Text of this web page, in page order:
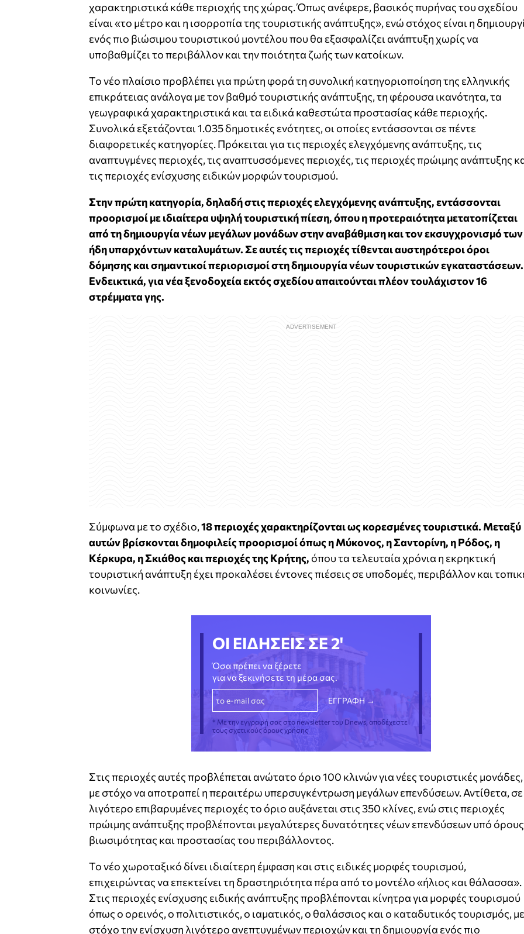
χαρακτηριστικά κάθε περιοχής της χώρας. Όπως ανέφερε, βασικός πυρήνας του σχεδίου
είναι «το μέτρο και η ισορροπία της τουριστικής ανάπτυξης», ενώ στόχος είναι η
ενός πιο βιώσιμου τουριστικού μοντέλου που θα εξασφαλίζει ανάπτυξη χωρίς να
υποβαθμίζει το περιβάλλον και την ποιότητα ζωής των κατοίκων.
Το νέο πλαίσιο προβλέπει για πρώτη φορά τη συνολική κατηγοριοποίηση της ελληνικής
επικράτειας ανάλογα με τον βαθμό τουριστικής ανάπτυξης, τη φέρουσα ικανότητα, τα
γεωγραφικά χαρακτηριστικά και τα ειδικά καθεστώτα προστασίας κάθε περιοχής.
Συνολικά εξετάζονται 1.035 δημοτικές ενότητες, οι οποίες εντάσσονται σε πέντε
διαφορετικές κατηγορίες. Πρόκειται για τις περιοχές ελεγχόμενης ανάπτυξης, τις
αναπτυγμένες περιοχές, τις αναπτυσσόμενες περιοχές, τις περιοχές πρώιμης ανάπτυξης
τις περιοχές ενίσχυσης ειδικών μορφών τουρισμού.
Στην πρώτη κατηγορία, δηλαδή στις περιοχές ελεγχόμενης ανάπτυξης, εντάσσονται
προορισμοί με ιδιαίτερα υψηλή τουριστική πίεση, όπου η προτεραιότητα μετατοπίζεται
από τη δημιουργία νέων μεγάλων μονάδων στην αναβάθμιση και τον εκσυγχρονισμό των
ήδη υπαρχόντων καταλυμάτων. Σε αυτές τις περιοχές τίθενται αυστηρότεροι όροι
δόμησης και σημαντικοί περιορισμοί στη δημιουργία νέων τουριστικών εγκαταστάσεων.
Ενδεικτικά, για νέα ξενοδοχεία εκτός σχεδίου απαιτούνται πλέον τουλάχιστον 16
στρέμματα γης.
Σύμφωνα με το σχέδιο,18 περιοχές χαρακτηρίζονται ως κορεσμένες τουριστικά. Μεταξύ
αυτών βρίσκονται δημοφιλείς προορισμοί όπως η Μύκονος, η Σαντορίνη, η Ρόδος, η
Κέρκυρα, η Σκιάθος και περιοχές της Κρήτης, όπου τα τελευταία χρόνια η εκρηκτική
τουριστική ανάπτυξη έχει προκαλέσει έντονες πιέσεις σε υποδομές, περιβάλλον και
κοινωνίες.
ΟΙ ΕΙΔΗΣΕΙΣ ΣΕ 2'
Όσα πρέπει να ξέρετε
για να ξεκινήσετε τη μέρα σας.
* Με την εγγραφή σας στο newsletter του Dnews, αποδέχεστε
τους σχετικούς όρους χρήσης
Στις περιοχές αυτές προβλέπεται ανώτατο όριο 100 κλινών για νέες τουριστικές μονάδες,
με στόχο να αποτραπεί η περαιτέρω υπερσυγκέντρωση μεγάλων επενδύσεων. Αντίθετα, σε
λιγότερο επιβαρυμένες περιοχές το όριο αυξάνεται στις 350 κλίνες, ενώ στις περιοχές
πρώιμης ανάπτυξης προβλέπονται μεγαλύτερες δυνατότητες νέων επενδύσεων υπό όρους
βιωσιμότητας και προστασίας του περιβάλλοντος.
Το νέο χωροταξικό δίνει ιδιαίτερη έμφαση και στις ειδικές μορφές τουρισμού,
επιχειρώντας να επεκτείνει τη δραστηριότητα πέρα από το μοντέλο «ήλιος και θάλασσα».
Στις περιοχές ενίσχυσης ειδικής ανάπτυξης προβλέπονται κίνητρα για μορφές τουρισμού
όπως ο ορεινός, ο πολιτιστικός, ο ιαματικός, ο θαλάσσιος και ο καταδυτικός τουρισμός, με
στόχο την ενίσχυση λιγότερο ανεπτυγμένων περιοχών και τη δημιουργία ενός πιο